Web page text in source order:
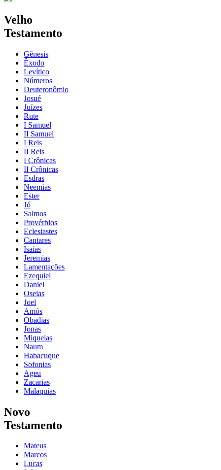
Velho
Testamento
Gênesis
Êxodo
Levítico
Números
Deuteronômio
Josué
Juízes
Rute
I Samuel
II Samuel
I Reis
II Reis
I Crônicas
II Crônicas
Esdras
Neemias
Ester
Jó
Salmos
Provérbios
Eclesiastes
Cantares
Isaías
Jeremias
Lamentações
Ezequiel
Daniel
Oseias
Joel
Amós
Obadias
Jonas
Miqueias
Naum
Habacuque
Sofonias
Ageu
Zacarias
Malaquias
Novo
Testamento
Mateus
Marcos
Lucas